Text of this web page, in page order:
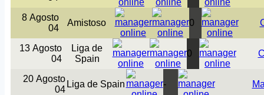
8 Agosto
04
Amistoso 0
13 Agosto
04
Liga de
Spain
0
20 Agosto
04
Liga de Spain -